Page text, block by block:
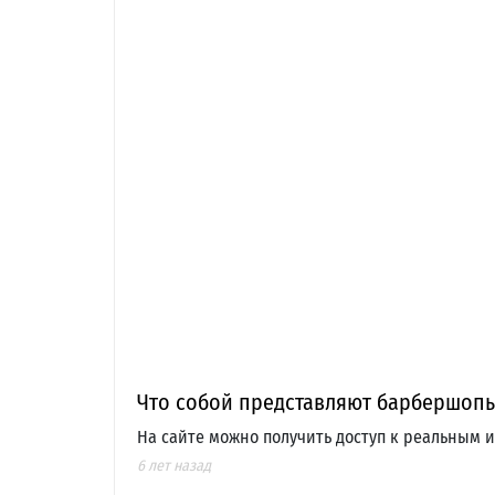
Что собой представляют
На сайте можно получить доступ к
6 лет назад